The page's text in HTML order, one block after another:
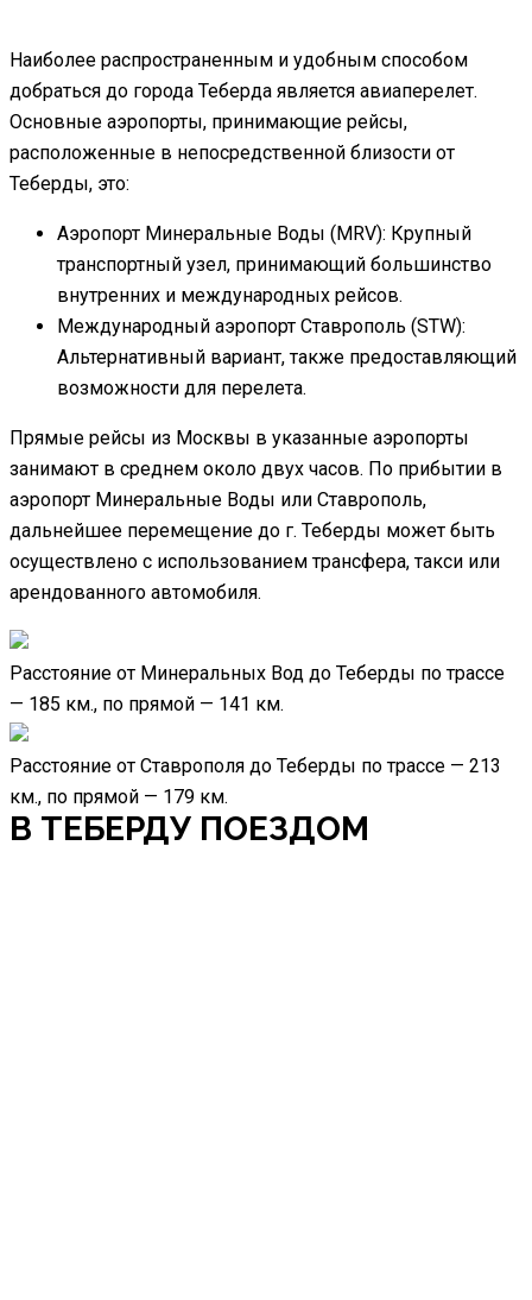
Наиболее распространенным и удобным способом
добраться до города Теберда является авиаперелет.
Основные аэропорты, принимающие рейсы,
расположенные в непосредственной близости от
Теберды, это:
Аэропорт Минеральные Воды (MRV): Крупный
транспортный узел, принимающий большинство
внутренних и международных рейсов.
Международный аэропорт Ставрополь (STW):
Альтернативный вариант, также предоставляющий
возможности для перелета.
Прямые рейсы из Москвы в указанные аэропорты
занимают в среднем около двух часов. По прибытии в
аэропорт Минеральные Воды или Ставрополь,
дальнейшее перемещение до г. Теберды может быть
осуществлено с использованием трансфера, такси или
арендованного автомобиля.
Расстояние от Минеральных Вод до Теберды по трассе
— 185 км., по прямой — 141 км.
Расстояние от Ставрополя до Теберды по трассе — 213
км., по прямой — 179 км.
В ТЕБЕРДУ ПОЕЗДОМ